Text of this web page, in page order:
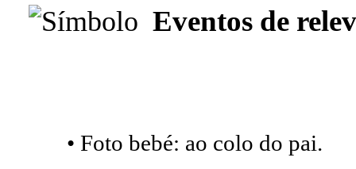
Eventos de
• Foto bebé: ao colo do pai.